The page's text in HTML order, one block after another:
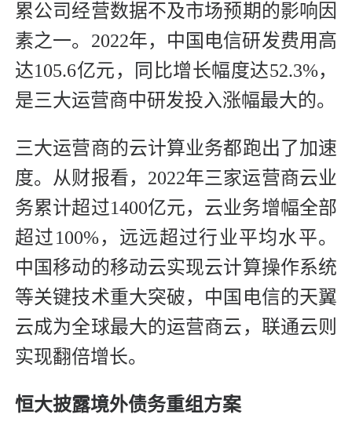
累公司经营数据不及市场预期的影响因
素之一。2022年，中国电信研发费用高
达105.6亿元，同比增长幅度达52.3%，
是三大运营商中研发投入涨幅最大的。
三大运营商的云计算业务都跑出了加速
度。从财报看，2022年三家运营商云业
务累计超过1400亿元，云业务增幅全部
超过100%，远远超过行业平均水平。
中国移动的移动云实现云计算操作系统
等关键技术重大突破，中国电信的天翼
云成为全球最大的运营商云，联通云则
实现翻倍增长。
恒大披露境外债务重组方案